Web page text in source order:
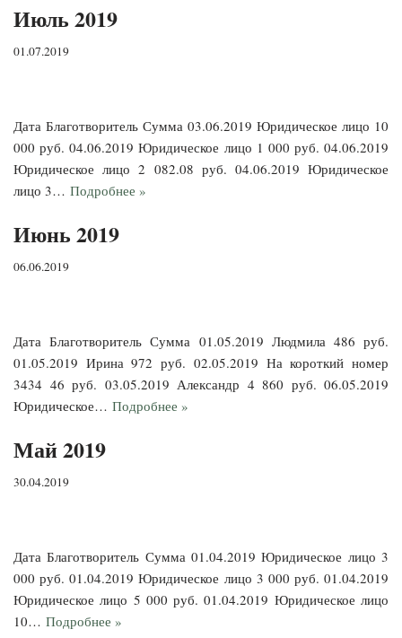
Июль 2019
01.07.2019
Дата Благотворитель Сумма 03.06.2019 Юридическое лицо 10
000 руб. 04.06.2019 Юридическое лицо 1 000 руб. 04.06.2019
Юридическое лицо 2 082.08 руб. 04.06.2019 Юридическое
лицо 3… Подробнее »
Июнь 2019
06.06.2019
Дата Благотворитель Сумма 01.05.2019 Людмила 486 руб.
01.05.2019 Ирина 972 руб. 02.05.2019 На короткий номер
3434 46 руб. 03.05.2019 Александр 4 860 руб. 06.05.2019
Юридическое… Подробнее »
Май 2019
30.04.2019
Дата Благотворитель Сумма 01.04.2019 Юридическое лицо 3
000 руб. 01.04.2019 Юридическое лицо 3 000 руб. 01.04.2019
Юридическое лицо 5 000 руб. 01.04.2019 Юридическое лицо
10… Подробнее »